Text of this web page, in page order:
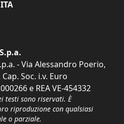
- Via Alessandro Poerio,
Soc. i.v. Euro
e REA VE-454332
testi sono riservati. È
riproduzione con qualsiasi
o parziale.